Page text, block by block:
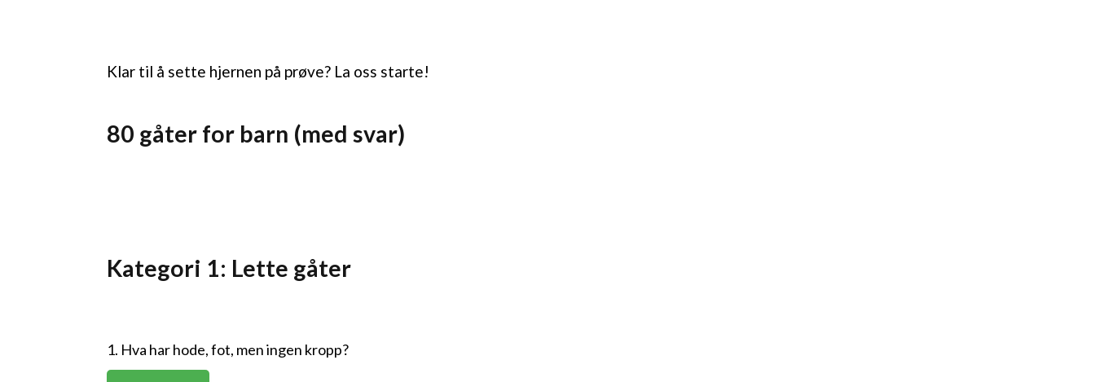
Klar til å sette hjernen på prøve? La oss starte!
80 gåter for barn (med svar)
Kategori 1: Lette gåter
1. Hva har hode, fot, men ingen kropp?